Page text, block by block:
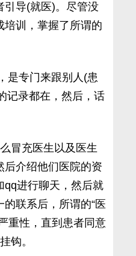
引导(就医)。尽管没
培训，掌握了所谓的
是专门来跟别人(患
记录都在，然后，话
冒充医生以及医生
后介绍他们医院的资
qq进行聊天，然后就
联系后，所谓的“医
重性，直到患者同意
钩。